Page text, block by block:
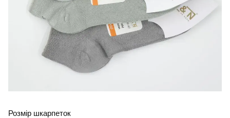
Розмір шкарпеток